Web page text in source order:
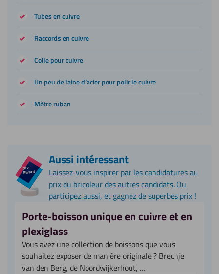
Tubes en cuivre
Raccords en cuivre
Colle pour cuivre
Un peu de laine d’acier pour polir le cuivre
Mètre ruban
Aussi intéressant
Laissez-vous inspirer par les candidatures au
prix du bricoleur des autres candidats. Ou
participez aussi, et gagnez de superbes prix !
Porte-boisson unique en cuivre et en
plexiglass
Vous avez une collection de boissons que vous
souhaitez exposer de manière originale ? Brechje
van den Berg, de Noordwijkerhout, …